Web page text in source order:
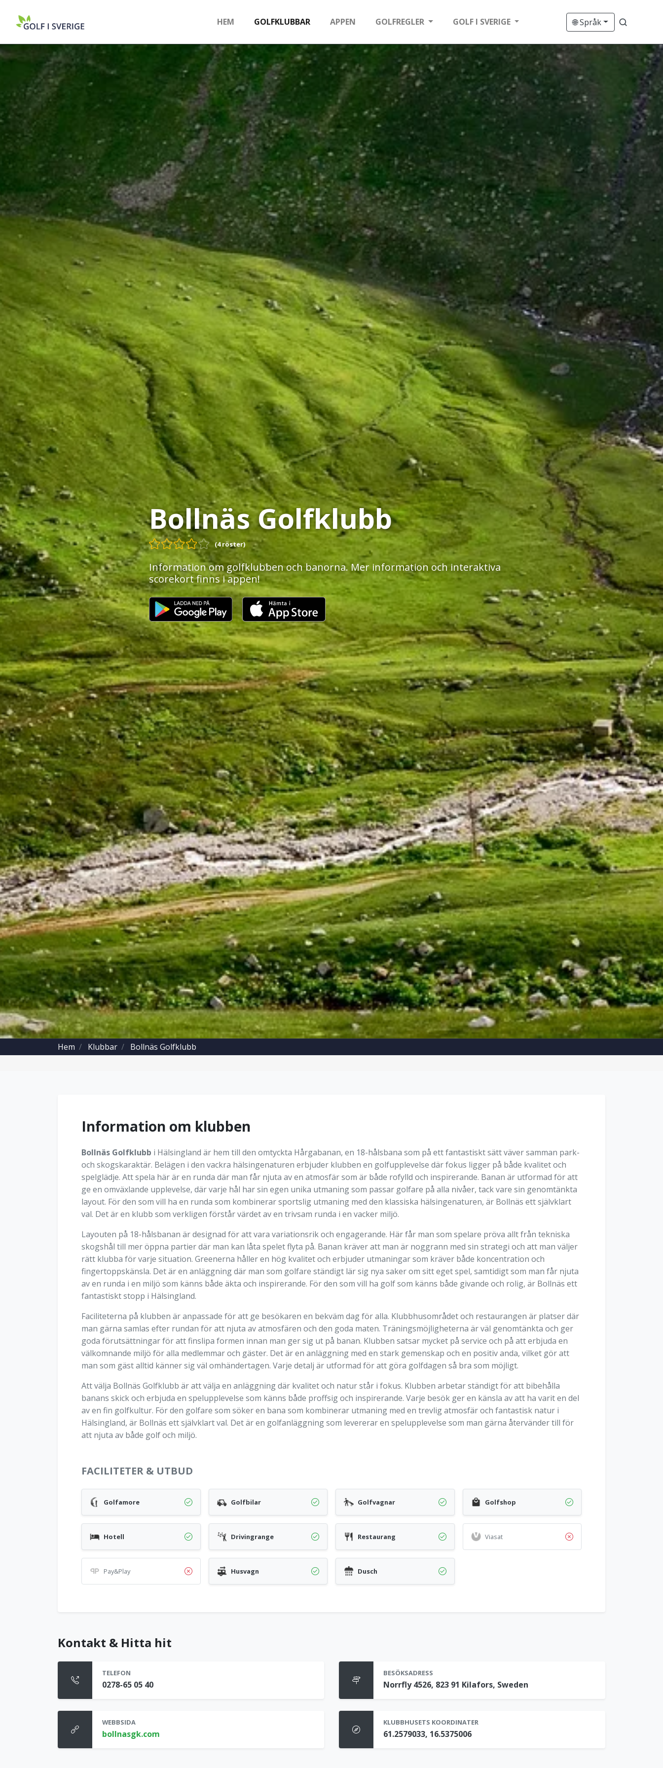
HEM GOLFKLUBBAR APPEN GOLFREGLER GOLF I SVERIGE 🌐 Språk
Bollnäs Golfklubb
(4 röster)
Information om golfklubben och banorna. Mer information och interaktiva
scorekort finns i appen!
Hem Klubbar Bollnäs Golfklubb
Information om klubben
Bollnäs Golfklubb i Hälsingland är hem till den omtyckta Hårgabanan, en 18-hålsbana som på ett fantastiskt sätt väver samman park-
och skogskaraktär. Belägen i den vackra hälsingenaturen erbjuder klubben en golfupplevelse där fokus ligger på både kvalitet och
spelglädje. Att spela här är en runda där man får njuta av en atmosfär som är både rofylld och inspirerande. Banan är utformad för att
ge en omväxlande upplevelse, där varje hål har sin egen unika utmaning som passar golfare på alla nivåer, tack vare sin genomtänkta
layout. För den som vill ha en runda som kombinerar sportslig utmaning med den klassiska hälsingenaturen, är Bollnäs ett självklart
val. Det är en klubb som verkligen förstår värdet av en trivsam runda i en vacker miljö.
Layouten på 18-hålsbanan är designad för att vara variationsrik och engagerande. Här får man som spelare pröva allt från tekniska
skogshål till mer öppna partier där man kan låta spelet flyta på. Banan kräver att man är noggrann med sin strategi och att man väljer
rätt klubba för varje situation. Greenerna håller en hög kvalitet och erbjuder utmaningar som kräver både koncentration och
fingertoppskänsla. Det är en anläggning där man som golfare ständigt lär sig nya saker om sitt eget spel, samtidigt som man får njuta
av en runda i en miljö som känns både äkta och inspirerande. För den som vill ha golf som känns både givande och rolig, är Bollnäs ett
fantastiskt stopp i Hälsingland.
Faciliteterna på klubben är anpassade för att ge besökaren en bekväm dag för alla. Klubbhusområdet och restaurangen är platser där
man gärna samlas efter rundan för att njuta av atmosfären och den goda maten. Träningsmöjligheterna är väl genomtänkta och ger
goda förutsättningar för att finslipa formen innan man ger sig ut på banan. Klubben satsar mycket på service och på att erbjuda en
välkomnande miljö för alla medlemmar och gäster. Det är en anläggning med en stark gemenskap och en positiv anda, vilket gör att
man som gäst alltid känner sig väl omhändertagen. Varje detalj är utformad för att göra golfdagen så bra som möjligt.
Att välja Bollnäs Golfklubb är att välja en anläggning där kvalitet och natur står i fokus. Klubben arbetar ständigt för att bibehålla
banans skick och erbjuda en spelupplevelse som känns både proffsig och inspirerande. Varje besök ger en känsla av att ha varit en del
av en fin golfkultur. För den golfare som söker en bana som kombinerar utmaning med en trevlig atmosfär och fantastisk natur i
Hälsingland, är Bollnäs ett självklart val. Det är en golfanläggning som levererar en spelupplevelse som man gärna återvänder till för
att njuta av både golf och miljö.
FACILITETER & UTBUD
Golfamore Golfbilar Golfvagnar Golfshop
Hotell Drivingrange Restaurang Viasat
Pay&Play Husvagn Dusch
Kontakt & Hitta hit
TELEFON
0278-65 05 40
BESÖKSADRESS
Norrfly 4526, 823 91 Kilafors, Sweden
WEBBSIDA
bollnasgk.com
KLUBBHUSETS KOORDINATER
61.2579033, 16.5375006